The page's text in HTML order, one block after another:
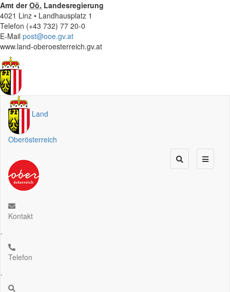
Amt derOö. Landesregierung
4021 Linz • Landhausplatz 1
Telefon (+43 732) 77 20-0
E-Mail post@ooe.gv.at
www.land-oberoesterreich.gv.at
Land
Oberösterreich
Kontakt
.
Telefon
.